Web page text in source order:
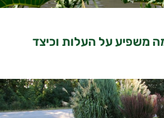
משפיע על העלות וכיצד